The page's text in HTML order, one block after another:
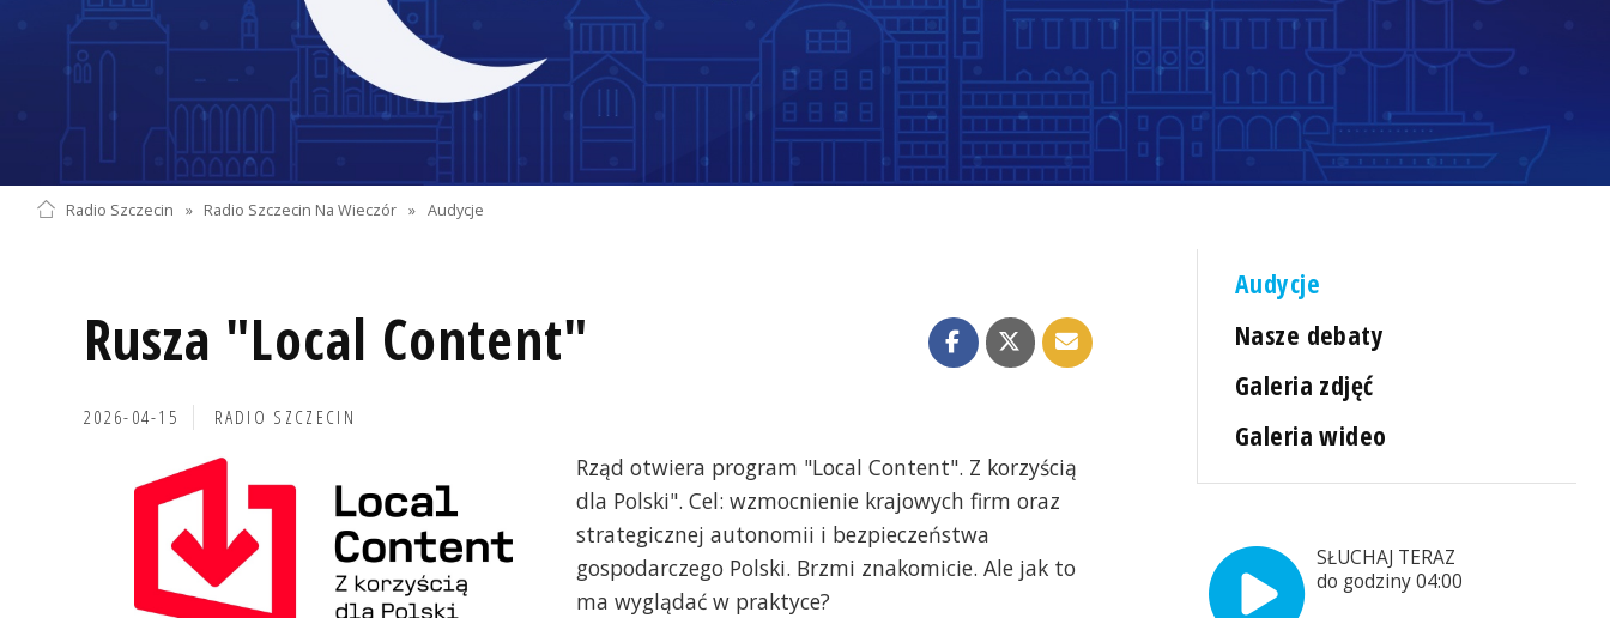
Radio Szczecin » Radio Szczecin Na Wieczór » Audycje
Rusza "Local Content"
2026-04-15 RADIO SZCZECIN
Rząd otwiera program "Local Content". Z korzyścią
dla Polski". Cel: wzmocnienie krajowych firm oraz
strategicznej autonomii i bezpieczeństwa
gospodarczego Polski. Brzmi znakomicie. Ale jak to
ma wyglądać w praktyce?
Audycje
Nasze debaty
Galeria zdjęć
Galeria wideo
SŁUCHAJ TERAZ
do godziny 04:00